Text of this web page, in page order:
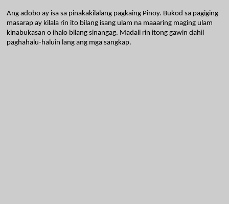
Ang adobo ay isa sa pinakakilalang pagkaing Pinoy. Bukod sa pagiging
masarap ay kilala rin ito bilang isang ulam na maaaring maging ulam
kinabukasan o ihalo bilang sinangag. Madali rin itong gawin dahil
paghahalu-haluin lang ang mga sangkap.